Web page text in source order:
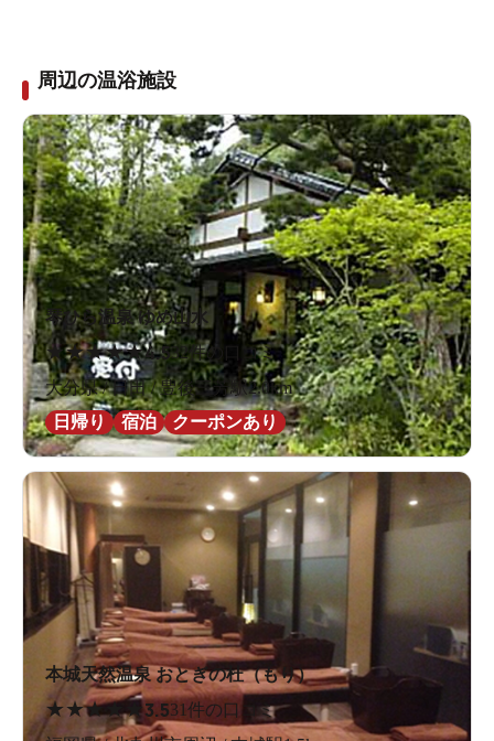
周辺の温浴施設
琴ひら温泉 ゆめ山水
★★★★★4.532件の口コミ
大分県 / 日田 / 豊後三芳駅2.0km
日帰り
宿泊 クーポンあり
本城天然温泉 おとぎの杜（もり）
★★★★★3.531件の口コミ